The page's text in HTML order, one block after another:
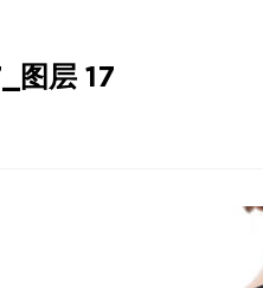
图层 17